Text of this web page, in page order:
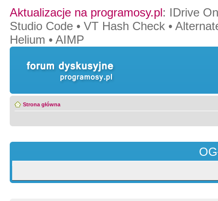
Aktualizacje na programosy.pl: IDrive
Studio Code • VT Hash Check •
Helium • AIMP
Strona główna